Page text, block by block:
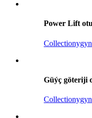
Power Lift
Güýç göteriji